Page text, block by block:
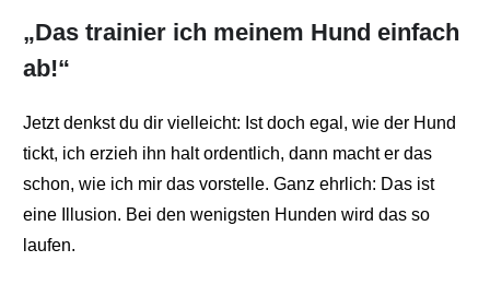
„Das trainier ich meinem Hund einfach
ab!“
Jetzt denkst du dir vielleicht: Ist doch egal, wie der Hund
tickt, ich erzieh ihn halt ordentlich, dann macht er das
schon, wie ich mir das vorstelle. Ganz ehrlich: Das ist
eine Illusion. Bei den wenigsten Hunden wird das so
laufen.